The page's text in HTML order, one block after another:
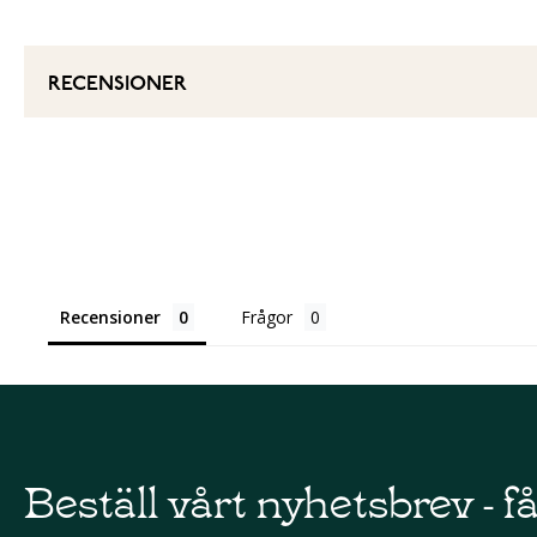
RECENSIONER
Recensioner Frågor
Beställ vårt nyhetsbrev -